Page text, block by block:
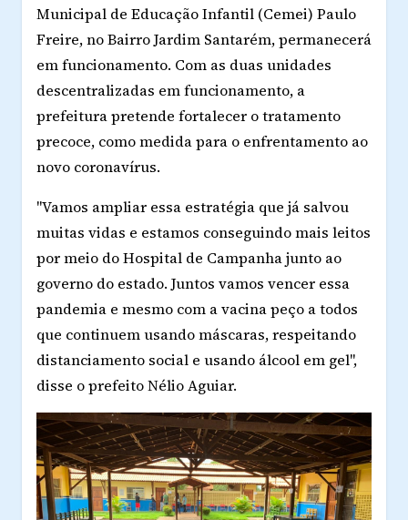
Municipal de Educação Infantil (Cemei) Paulo
Freire, no Bairro Jardim Santarém, permanecerá
em funcionamento. Com as duas unidades
descentralizadas em funcionamento, a
prefeitura pretende fortalecer o tratamento
precoce, como medida para o enfrentamento ao
novo coronavírus.
"Vamos ampliar essa estratégia que já salvou
muitas vidas e estamos conseguindo mais leitos
por meio do Hospital de Campanha junto ao
governo do estado. Juntos vamos vencer essa
pandemia e mesmo com a vacina peço a todos
que continuem usando máscaras, respeitando
distanciamento social e usando álcool em gel",
disse o prefeito Nélio Aguiar.